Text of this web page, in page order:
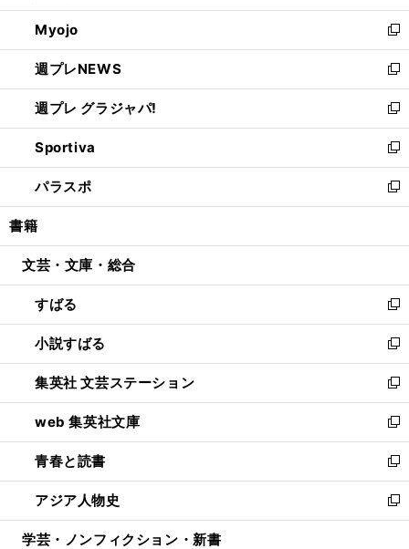
開
く
ウ
で
開
く
ン
ド
ウ
で
開
く
ウ
ィ
ン
ド
ウ
で
開
く
Myojo
新
し
い
ウ
ィ
ン
ド
ウ
で
開
週プレNEWS
新
し
い
ウ
ィ
ン
ド
ウ
開
週プレ グラジャパ!
新
し
い
ウ
ィ
ン
ウ
開
く
Sportiva
新
し
い
ウ
ン
ウ
で
開
く
パラスポ
新
し
ウ
ン
ド
ウ
で
開
く
書籍
文芸・文庫・総合
すばる
新
し
い
ウ
ィ
ン
ド
ウ
で
開
く
小説すばる
新
し
い
ウ
ィ
ン
ド
ウ
で
開
集英社 文芸ステーション
新
し
い
ウ
ィ
ン
ド
ウ
web 集英社文庫
新
し
い
ウ
ィ
ン
青春と読書
新
し
い
ウ
アジア人物史
新
し
学芸・ノンフィクション・新書